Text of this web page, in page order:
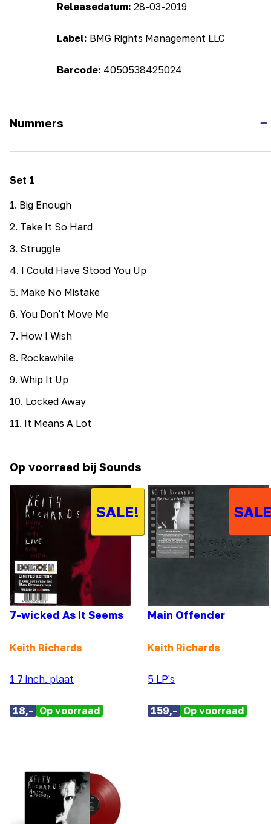
Releasedatum: 28-03-2019
Label: BMG Rights Management LLC
Barcode: 4050538425024
Nummers
Set 1
1. Big Enough
2. Take It So Hard
3. Struggle
4. I Could Have Stood You Up
5. Make No Mistake
6. You Don't Move Me
7. How I Wish
8. Rockawhile
9. Whip It Up
10. Locked Away
11. It Means A Lot
Op voorraad bij Sounds
SALE!
7-wicked As It Seems
Keith Richards
1 7 inch. plaat
18,- Op voorraad
Main Offender
Keith Richards
5 LP's
159,- Op voorraad